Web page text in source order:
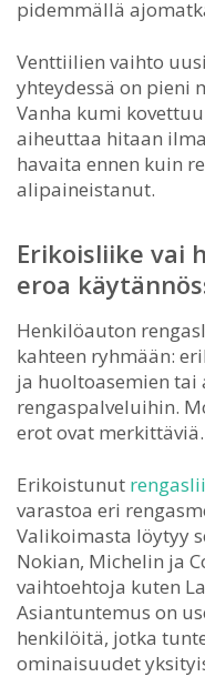
pidemmällä
Venttiilien vaihto
yhteydessä on pieni
Vanha kumi
aiheuttaa hitaan
havaita ennen kuin
alipaineistanut.
Erikoisliike vai
eroa
Henkilöauton
kahteen ryhmään:
ja huoltoasemien
rengaspalveluihin.
erot ovat merkittäviä.
Erikoistunut
varastoa eri
Valikoimasta löytyy
Nokian, Michelin ja
vaihtoehtoja kuten
Asiantuntemus on
henkilöitä, jotka
ominaisuudet